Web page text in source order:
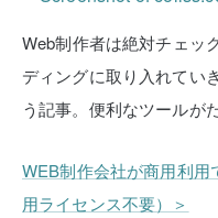
Web制作者は絶対チェッ
ディングに取り入れてい
う記事。便利なツールが
WEB制作会社が商用利
用ライセンス不要）＞